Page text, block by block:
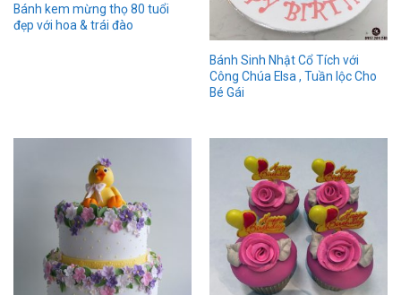
Bánh kem mừng thọ 80 tuổi
đẹp với hoa & trái đào
Bánh Sinh Nhật Cổ Tích với
Công Chúa Elsa , Tuần lộc Cho
Bé Gái